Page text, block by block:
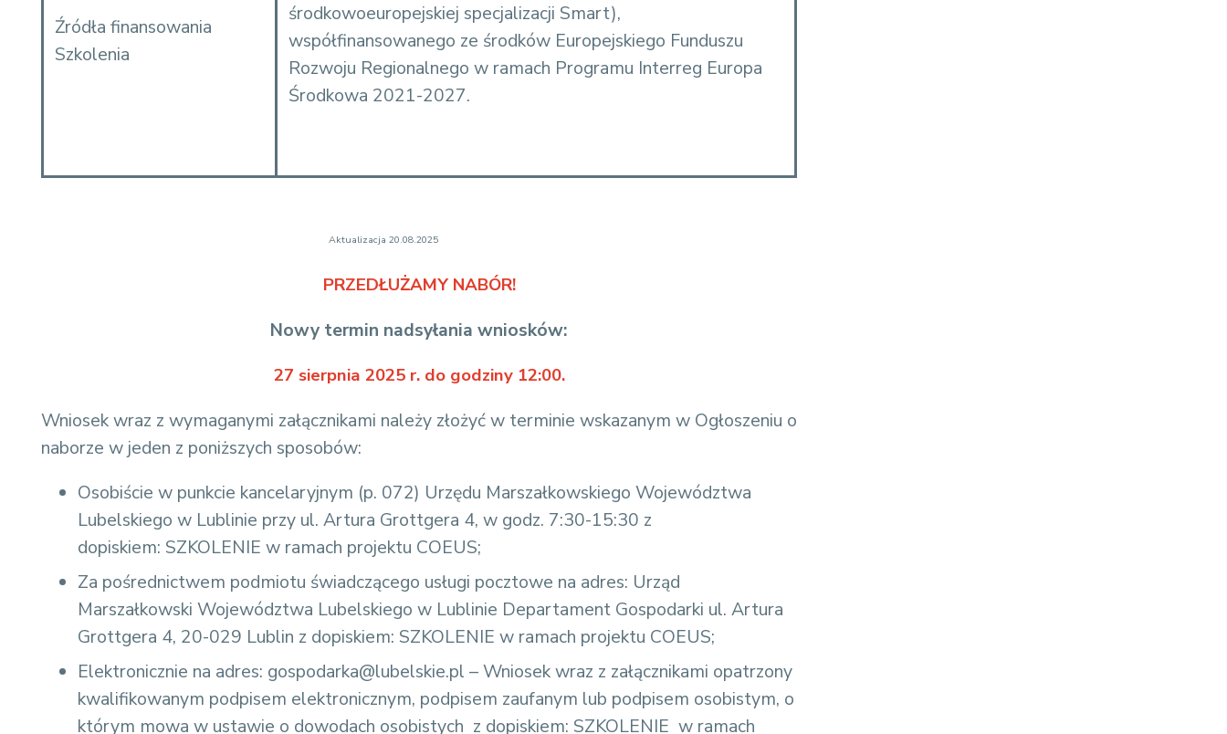
Źródła finansowania
Szkolenia
środkowoeuropejskiej specjalizacji Smart),
współfinansowanego ze środków Europejskiego Funduszu
Rozwoju Regionalnego w ramach Programu Interreg Europa
Środkowa 2021-2027.
Aktualizacja 20.08.2025
PRZEDŁUŻAMY NABÓR!
Nowy termin nadsyłania wniosków:
27 sierpnia 2025 r. do godziny 12:00.
Wniosek wraz z wymaganymi załącznikami należy złożyć w terminie wskazanym w Ogłoszeniu o
naborze w jeden z poniższych sposobów:
Osobiście w punkcie kancelaryjnym (p. 072) Urzędu Marszałkowskiego Województwa
Lubelskiego w Lublinie przy ul. Artura Grottgera 4, w godz. 7:30-15:30 z
dopiskiem: SZKOLENIE w ramach projektu COEUS;
Za pośrednictwem podmiotu świadczącego usługi pocztowe na adres: Urząd
Marszałkowski Województwa Lubelskiego w Lublinie Departament Gospodarki ul. Artura
Grottgera 4, 20-029 Lublin z dopiskiem: SZKOLENIE w ramach projektu COEUS;
Elektronicznie na adres: gospodarka@lubelskie.pl – Wniosek wraz z załącznikami opatrzony
kwalifikowanym podpisem elektronicznym, podpisem zaufanym lub podpisem osobistym, o
którym mowa w ustawie o dowodach osobistych z dopiskiem: SZKOLENIE w ramach